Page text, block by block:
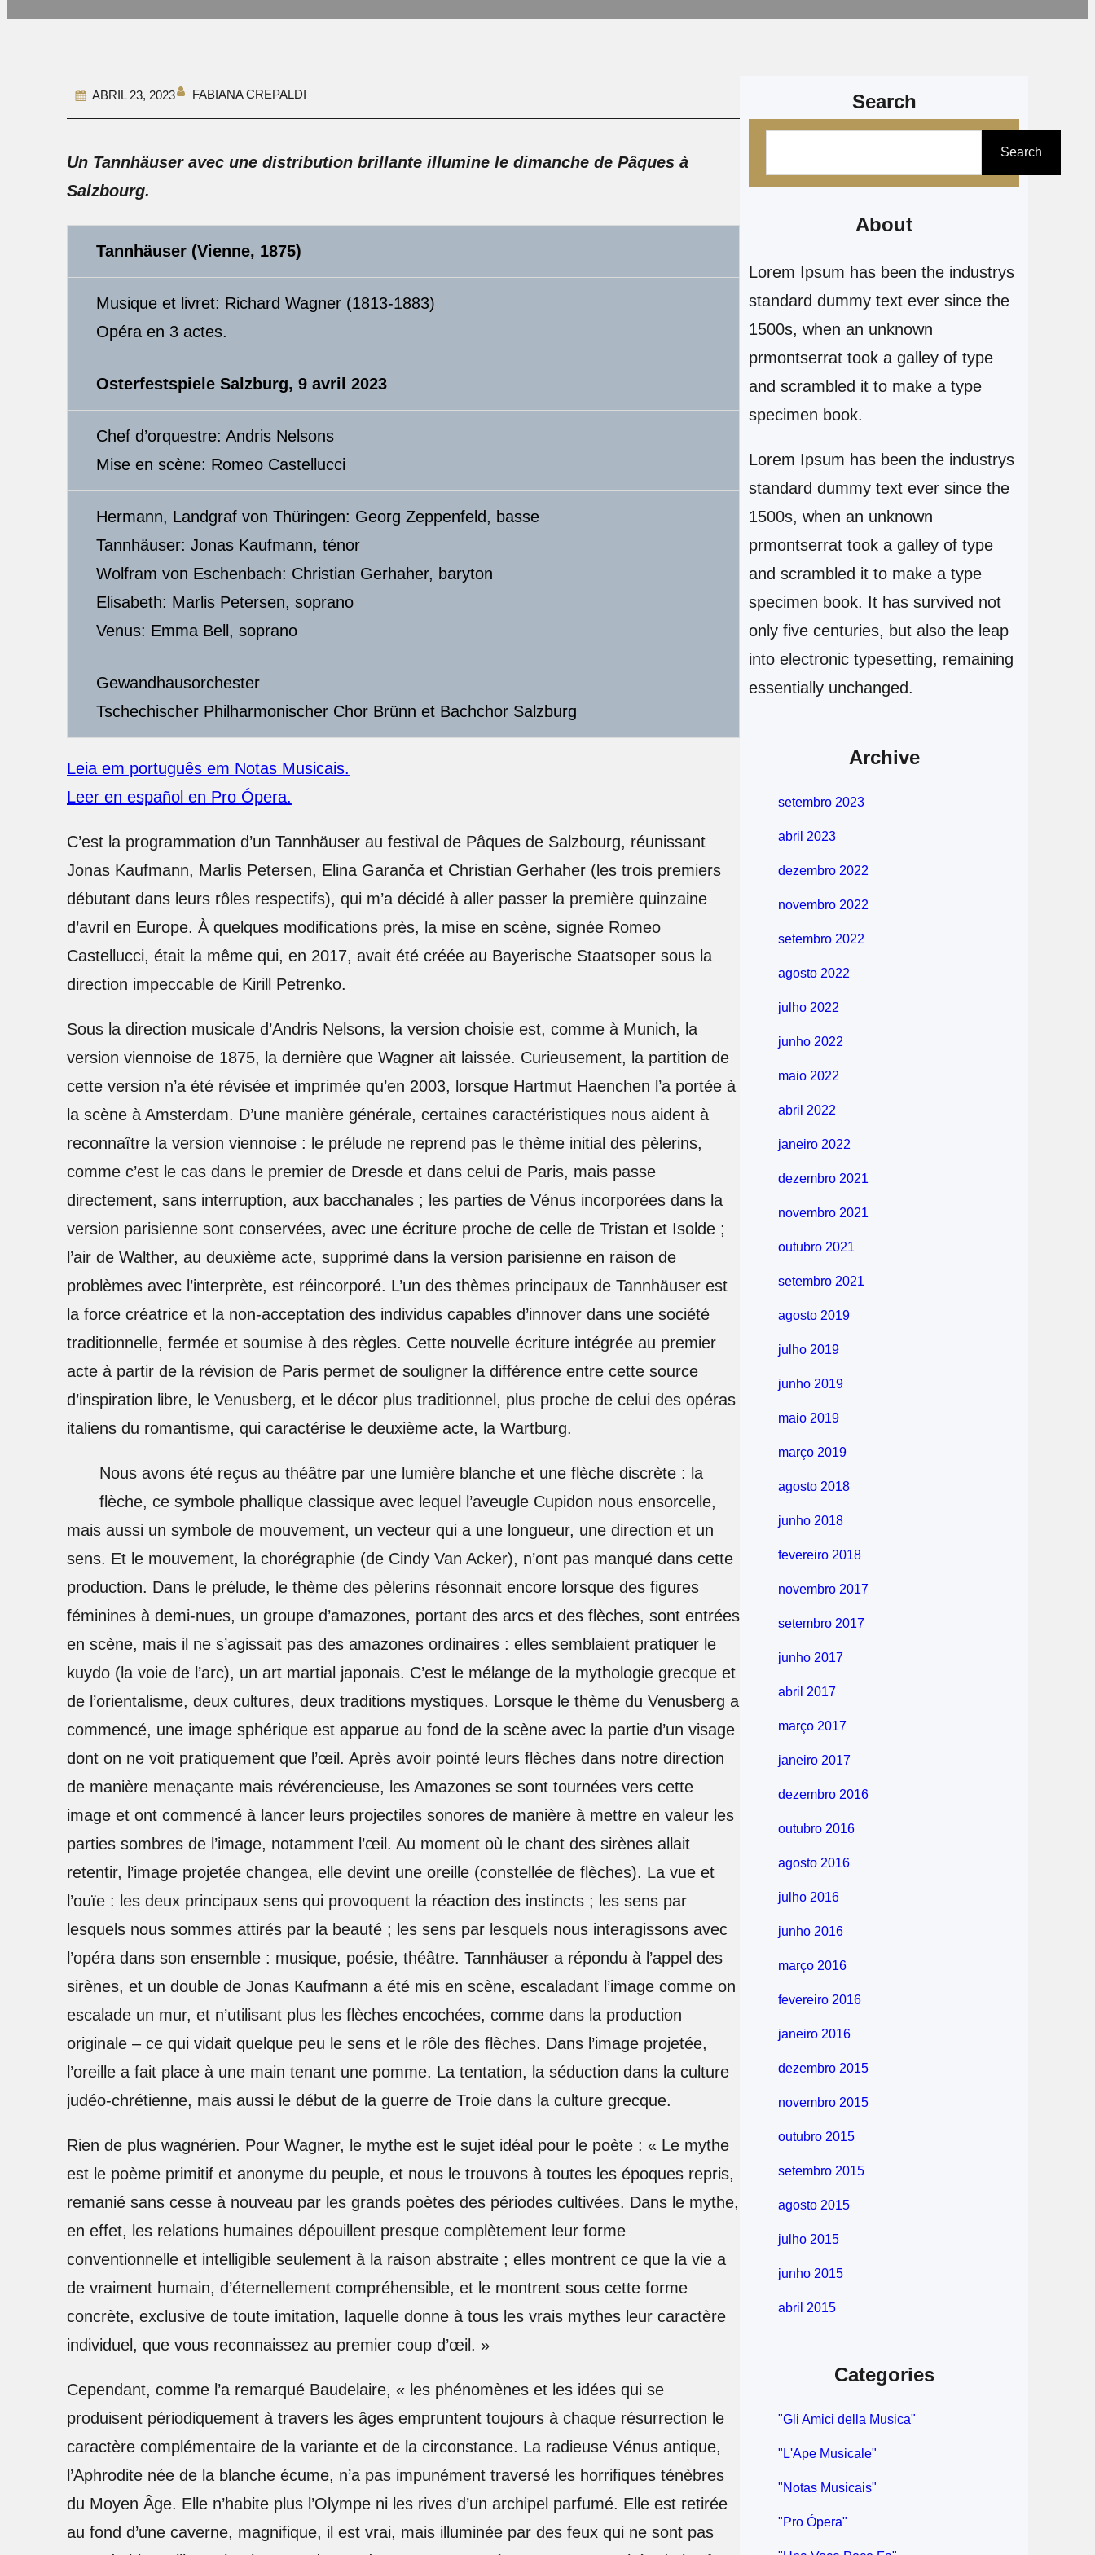
ABRIL 23, 2023 FABIANA CREPALDI
Un Tannhäuser avec une distribution brillante illumine le dimanche de Pâques à
Salzbourg.
Tannhäuser (Vienne, 1875)
Musique et livret: Richard Wagner (1813-1883)
Opéra en 3 actes.
Osterfestspiele Salzburg, 9 avril 2023
Chef d’orquestre: Andris Nelsons
Mise en scène: Romeo Castellucci
Hermann, Landgraf von Thüringen: Georg Zeppenfeld, basse
Tannhäuser: Jonas Kaufmann, ténor
Wolfram von Eschenbach: Christian Gerhaher, baryton
Elisabeth: Marlis Petersen, soprano
Venus: Emma Bell, soprano
Gewandhausorchester
Tschechischer Philharmonischer Chor Brünn et Bachchor Salzburg
Leia em português em Notas Musicais.
Leer en español en Pro Ópera.
C’est la programmation d’un Tannhäuser au festival de Pâques de Salzbourg, réunissant
Jonas Kaufmann, Marlis Petersen, Elina Garanča et Christian Gerhaher (les trois premiers
débutant dans leurs rôles respectifs), qui m’a décidé à aller passer la première quinzaine
d’avril en Europe. À quelques modifications près, la mise en scène, signée Romeo
Castellucci, était la même qui, en 2017, avait été créée au Bayerische Staatsoper sous la
direction impeccable de Kirill Petrenko.
Sous la direction musicale d’Andris Nelsons, la version choisie est, comme à Munich, la
version viennoise de 1875, la dernière que Wagner ait laissée. Curieusement, la partition de
cette version n’a été révisée et imprimée qu’en 2003, lorsque Hartmut Haenchen l’a portée à
la scène à Amsterdam. D’une manière générale, certaines caractéristiques nous aident à
reconnaître la version viennoise : le prélude ne reprend pas le thème initial des pèlerins,
comme c’est le cas dans le premier de Dresde et dans celui de Paris, mais passe
directement, sans interruption, aux bacchanales ; les parties de Vénus incorporées dans la
version parisienne sont conservées, avec une écriture proche de celle de Tristan et Isolde ;
l’air de Walther, au deuxième acte, supprimé dans la version parisienne en raison de
problèmes avec l’interprète, est réincorporé. L’un des thèmes principaux de Tannhäuser est
la force créatrice et la non-acceptation des individus capables d’innover dans une société
traditionnelle, fermée et soumise à des règles. Cette nouvelle écriture intégrée au premier
acte à partir de la révision de Paris permet de souligner la différence entre cette source
d’inspiration libre, le Venusberg, et le décor plus traditionnel, plus proche de celui des opéras
italiens du romantisme, qui caractérise le deuxième acte, la Wartburg.
Nous avons été reçus au théâtre par une lumière blanche et une flèche discrète : la
flèche, ce symbole phallique classique avec lequel l’aveugle Cupidon nous ensorcelle,
mais aussi un symbole de mouvement, un vecteur qui a une longueur, une direction et un
sens. Et le mouvement, la chorégraphie (de Cindy Van Acker), n’ont pas manqué dans cette
production. Dans le prélude, le thème des pèlerins résonnait encore lorsque des figures
féminines à demi-nues, un groupe d’amazones, portant des arcs et des flèches, sont entrées
en scène, mais il ne s’agissait pas des amazones ordinaires : elles semblaient pratiquer le
kuydo (la voie de l’arc), un art martial japonais. C’est le mélange de la mythologie grecque et
de l’orientalisme, deux cultures, deux traditions mystiques. Lorsque le thème du Venusberg a
commencé, une image sphérique est apparue au fond de la scène avec la partie d’un visage
dont on ne voit pratiquement que l’œil. Après avoir pointé leurs flèches dans notre direction
de manière menaçante mais révérencieuse, les Amazones se sont tournées vers cette
image et ont commencé à lancer leurs projectiles sonores de manière à mettre en valeur les
parties sombres de l’image, notamment l’œil. Au moment où le chant des sirènes allait
retentir, l’image projetée changea, elle devint une oreille (constellée de flèches). La vue et
l’ouïe : les deux principaux sens qui provoquent la réaction des instincts ; les sens par
lesquels nous sommes attirés par la beauté ; les sens par lesquels nous interagissons avec
l’opéra dans son ensemble : musique, poésie, théâtre. Tannhäuser a répondu à l’appel des
sirènes, et un double de Jonas Kaufmann a été mis en scène, escaladant l’image comme on
escalade un mur, et n’utilisant plus les flèches encochées, comme dans la production
originale – ce qui vidait quelque peu le sens et le rôle des flèches. Dans l’image projetée,
l’oreille a fait place à une main tenant une pomme. La tentation, la séduction dans la culture
judéo-chrétienne, mais aussi le début de la guerre de Troie dans la culture grecque.
Rien de plus wagnérien. Pour Wagner, le mythe est le sujet idéal pour le poète : « Le mythe
est le poème primitif et anonyme du peuple, et nous le trouvons à toutes les époques repris,
remanié sans cesse à nouveau par les grands poètes des périodes cultivées. Dans le mythe,
en effet, les relations humaines dépouillent presque complètement leur forme
conventionnelle et intelligible seulement à la raison abstraite ; elles montrent ce que la vie a
de vraiment humain, d’éternellement compréhensible, et le montrent sous cette forme
concrète, exclusive de toute imitation, laquelle donne à tous les vrais mythes leur caractère
individuel, que vous reconnaissez au premier coup d’œil. »
Cependant, comme l’a remarqué Baudelaire, « les phénomènes et les idées qui se
produisent périodiquement à travers les âges empruntent toujours à chaque résurrection le
caractère complémentaire de la variante et de la circonstance. La radieuse Vénus antique,
l’Aphrodite née de la blanche écume, n’a pas impunément traversé les horrifiques ténèbres
du Moyen Âge. Elle n’habite plus l’Olympe ni les rives d’un archipel parfumé. Elle est retirée
au fond d’une caverne, magnifique, il est vrai, mais illuminée par des feux qui ne sont pas
Search
s
i
s
a
r
Search
About
Lorem Ipsum has been the industrys
standard dummy text ever since the
1500s, when an unknown
prmontserrat took a galley of type
and scrambled it to make a type
specimen book.
Lorem Ipsum has been the industrys
standard dummy text ever since the
1500s, when an unknown
prmontserrat took a galley of type
and scrambled it to make a type
specimen book. It has survived not
only five centuries, but also the leap
into electronic typesetting, remaining
essentially unchanged.
Archive
setembro 2023
abril 2023
dezembro 2022
novembro 2022
setembro 2022
agosto 2022
julho 2022
junho 2022
maio 2022
abril 2022
janeiro 2022
dezembro 2021
novembro 2021
outubro 2021
setembro 2021
agosto 2019
julho 2019
junho 2019
maio 2019
março 2019
agosto 2018
junho 2018
fevereiro 2018
novembro 2017
setembro 2017
junho 2017
abril 2017
março 2017
janeiro 2017
dezembro 2016
outubro 2016
agosto 2016
julho 2016
junho 2016
março 2016
fevereiro 2016
janeiro 2016
dezembro 2015
novembro 2015
outubro 2015
setembro 2015
agosto 2015
julho 2015
junho 2015
abril 2015
Categories
"Gli Amici della Musica"
"L'Ape Musicale"
"Notas Musicais"
"Pro Ópera"